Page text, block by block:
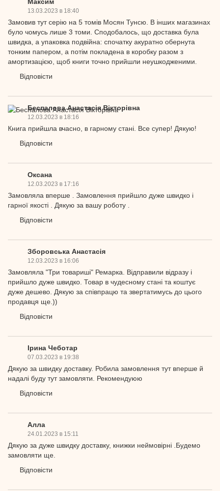
13.03.2023 в 18:40
Замовив тут серію на 5 томів Мосян Тунсю. В інших магазинах
було чомусь лише 3 томи. Сподобалось, що доставка була
швидка, а упаковка подвійна: спочатку акуратно обернута
тонким папером, а потім покладена в коробку разом з
амортизацією, щоб книги точно прийшли неушкодженими.
Відповісти
Беспалова Анастасія Вікторівна
12.03.2023 в 18:16
Книга прийшла вчасно, в гарному стані. Все супер! Дякую!
Відповісти
Оксана
12.03.2023 в 17:16
Замовляла вперше . Замовлення прийшло дуже швидко і
гарної якості . Дякую за вашу роботу .
Відповісти
Зборовська Анастасія
12.03.2023 в 16:06
Замовляла "Три товариші" Ремарка. Відправили відразу і
прийшло дуже швидко. Товар в чудесному стані та коштує
дуже дешево. Дякую за співпрацю та звертатимусь до цього
продавця ще.))
Відповісти
Ірина Чеботар
07.03.2023 в 19:38
Дякую за швидку доставку. Робила замовлення тут вперше й
надалі буду тут замовляти. Рекомендуюю
Відповісти
Алла
24.01.2023 в 15:11
Дякую за дуже швидку доставку, книжки неймовірні .Будемо
замовляти ще.
Відповісти